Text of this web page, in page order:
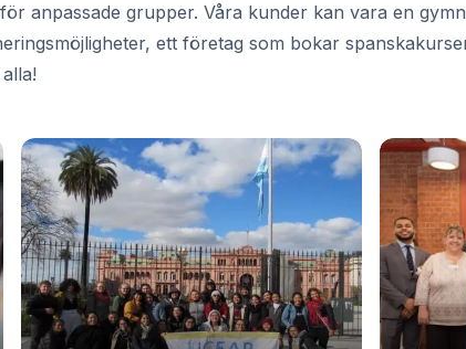
Aires
anpassade grupper. Våra kunder kan vara en
ett företag som bokar